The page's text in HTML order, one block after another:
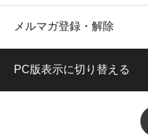
メルマガ登録・解除
PC版表示に切り替える